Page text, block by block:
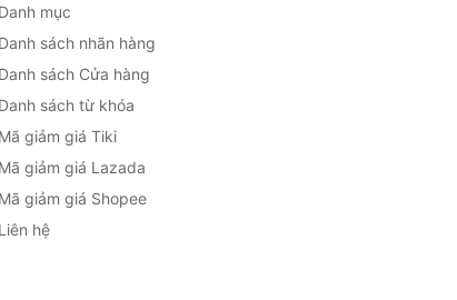
Danh mục
Danh sách nhãn hàng
Danh sách Cửa hàng
Danh sách từ khóa
Mã giảm giá Tiki
Mã giảm giá Lazada
Mã giảm giá Shopee
Liên hệ